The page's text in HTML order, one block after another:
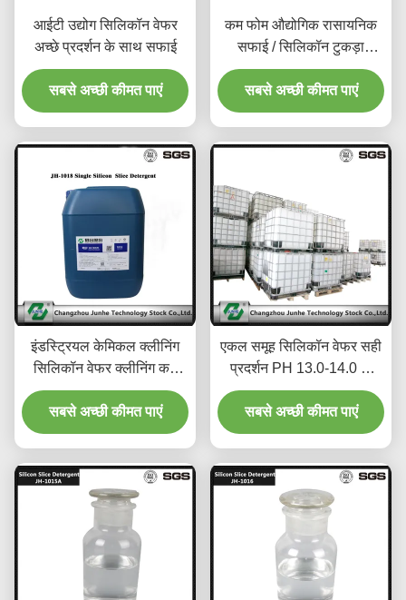
आईटी उद्योग सिलिकॉन वेफर
अच्छे प्रदर्शन के साथ सफाई
सबसे अच्छी कीमत पाएं
कम फोम औद्योगिक रासायनिक
सफाई / सिलिकॉन टुकड़ा
डिटर्जेंट 1.01-1.25
सबसे अच्छी कीमत पाएं
इंडस्ट्रियल केमिकल क्लीनिंग
सिलिकॉन वेफर क्लीनिंग कम
फोम JH-1018
सबसे अच्छी कीमत पाएं
एकल समूह सिलिकॉन वेफर सही
प्रदर्शन PH 13.0-14.0 के
साथ सफाई
सबसे अच्छी कीमत पाएं